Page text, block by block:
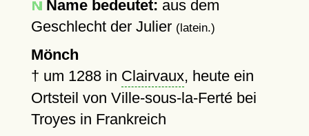
Name bedeutet: aus dem
Geschlecht der Julier (latein.)
Mönch
† um 1288in Clairvaux, heute ein
Ortsteil von Ville-sous-la-Ferté bei
Troyes in Frankreich